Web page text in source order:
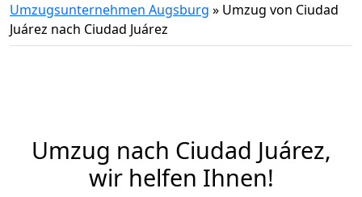
Umzugsunternehmen Augsburg » Umzug von Ciudad
Juárez nach Ciudad Juárez
Umzug nach Ciudad Juárez,
wir helfen Ihnen!